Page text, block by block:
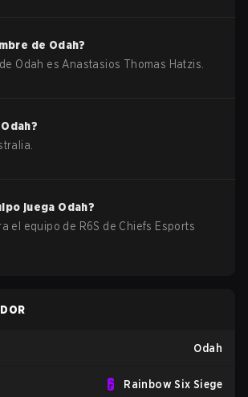
de Odah?
Odah es Anastasios Thomas Hatzis
Odah?
juega Odah?
el equipo de R6S de Chiefs Esports
Odah
Rainbow Six Siege